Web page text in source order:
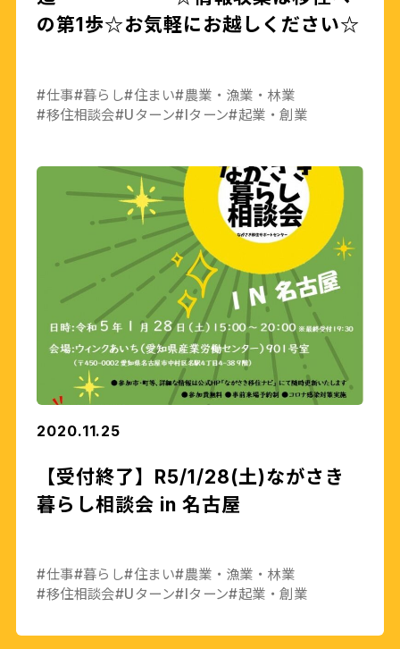
の第1歩☆お気軽にお越しください☆
#仕事#暮らし#住まい#農業・漁業・林業
#移住相談会#Uターン#Iターン#起業・創業
2020.11.25
【受付終了】R5/1/28(土)ながさき
暮らし相談会 in 名古屋
#仕事#暮らし#住まい#農業・漁業・林業
#移住相談会#Uターン#Iターン#起業・創業